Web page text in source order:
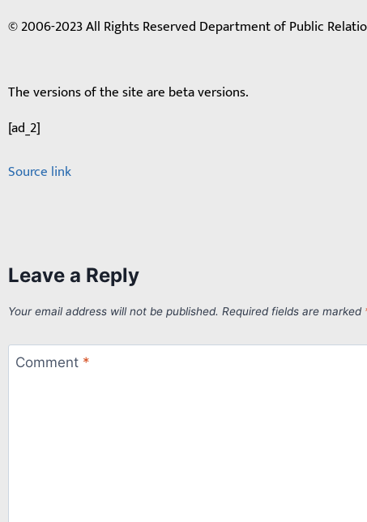
© 2006-2023 All Rights Reserved Department of Public
The versions of the site are beta versions.
[ad_2]
Source link
Leave a Reply
Your email address will not be published. Required fields are marked
Comment *